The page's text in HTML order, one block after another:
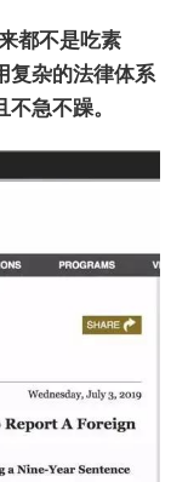
都不是吃素
复杂的法律体系
急不躁。